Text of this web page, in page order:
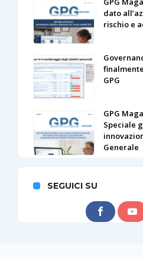
dato
rischio e
GPG
GPG
Speciale
Generale
SEGUICI SU